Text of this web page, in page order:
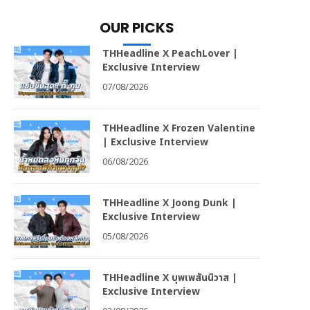
OUR PICKS
THHeadline X PeachLover |
Exclusive Interview
07/08/2026
THHeadline X Frozen Valentine
| Exclusive Interview
06/08/2026
THHeadline X Joong Dunk |
Exclusive Interview
05/08/2026
THHeadline X บุพเพสันนิวาส |
Exclusive Interview